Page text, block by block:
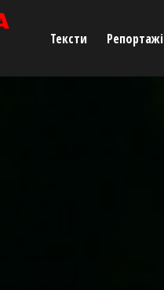
Тексти Репортажі